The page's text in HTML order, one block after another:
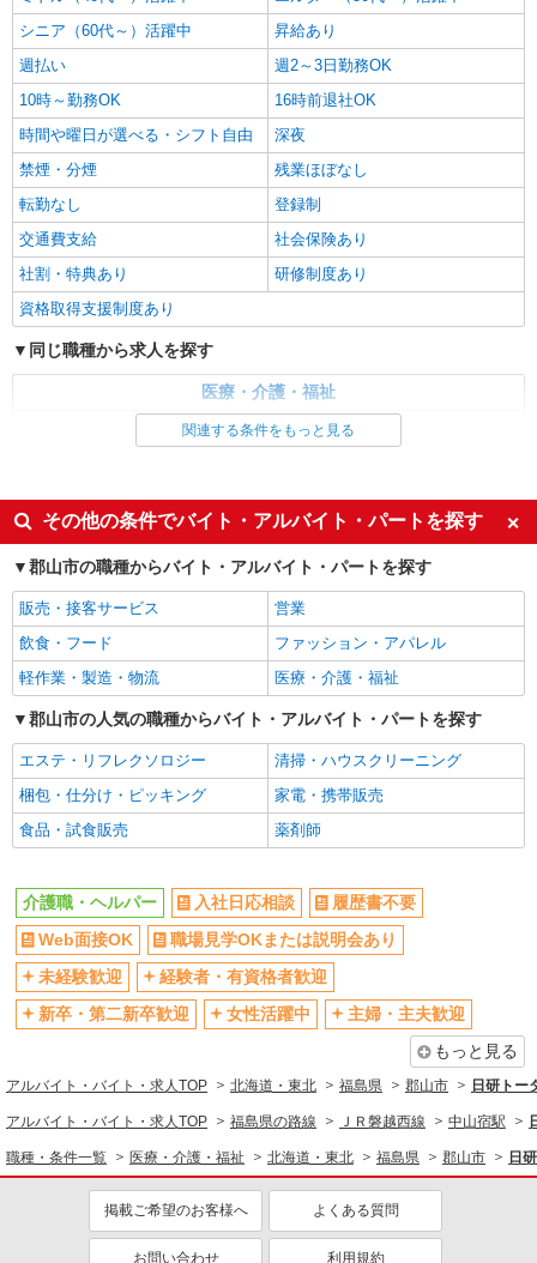
派遣社員
株式会社kotrio /●SD-H-2066570
郡山市★未経験OKの人間関係に悩まない職場
へ★サ高住スタッフ
時給1350円〜2062円 ＜日払い有/週払い有/交
通費全支給(ガソリン代含む)＞
福島県郡山市
派遣社員
株式会社kotrio /●SD-H-2066488
タイパ最強！希望の働き方が叶う有料住宅のス
タッフ★＠郡山市
時給1350円〜2062円 ＜日払い有/週払い有/交
通費全支給(ガソリン代含む)＞
福島県郡山市
派遣社員
株式会社kotrio /●SD-H-1975165
時給1350円〜2062円 ＜日払い有/週払い有/交
通費全支給(ガソリン代含む)＞
福島県郡山市
キープ 詳細を見る
派遣社員
株式会社kotrio /●SD-H-1975350
郡山市｜リハビリ補助などのデイサービス
時給1350円〜2062円 ＜日払い有/週払い有/交
通費全支給(ガソリン代含む)＞
福島県郡山市
キープ 詳細を見る
株式会社kotrio /●SD-H-2001817
【面接なし】日払いでお給料即GETのデイサ
時給1350円〜2062円 ＜日払い有/週払い有/交
通費全支給(ガソリン代含む)＞
福島県郡山市
シニア（60代～）活躍中
昇給あり
週払い
週2～3日勤務OK
10時～勤務OK
16時前退社OK
時間や曜日が選べる・シフト自由
深夜
禁煙・分煙
残業ほぼなし
転勤なし
登録制
交通費支給
社会保険あり
社割・特典あり
研修制度あり
資格取得支援制度あり
同じ職種から求人を探す
医療・介護・福祉
未経験歓迎
ミドル（40代～）活躍中
週2～3日勤務OK
深夜
交通費支給
社会保険あり
関連する条件をもっと見る
その他の条件でバイト・アルバイト・パートを探す
郡山市の職種からバイト・アルバイト・パートを探す
販売・接客サービス
営業
飲食・フード
ファッション・アパレル
軽作業・製造・物流
医療・介護・福祉
郡山市の人気の職種からバイト・アルバイト・パートを探す
エステ・リフレクソロジー
清掃・ハウスクリーニング
梱包・仕分け・ピッキング
家電・携帯販売
食品・試食販売
薬剤師
介護職・ヘルパー 入社日応相談
履歴書不要
Web面接OK
職場見学OKまたは説明会あり
未経験歓迎
経験者・有資格者歓迎
新卒・第二新卒歓迎
女性活躍中
主婦・主夫歓迎
もっと見る
アルバイト・バイト・求人TOP 北海道・東北 福島県 郡山市 日研トー
アルバイト・バイト・求人TOP 福島県の路線 ＪＲ磐越西線 中山宿駅
職種・条件一覧 医療・介護・福祉 北海道・東北 福島県 郡山市 日
掲載ご希望のお客様へ よくある質問
お問い合わせ 利用規約